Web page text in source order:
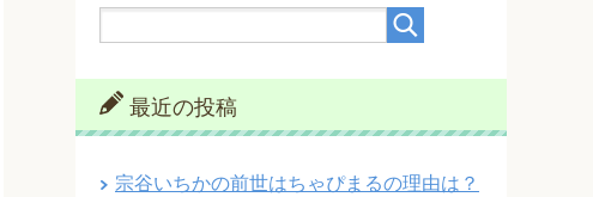
最近の投稿
宗谷いちかの前世はちゃぴまるの理由は？